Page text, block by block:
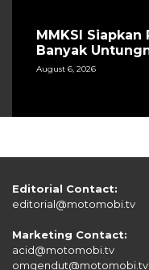
MMKSI Siapkan
Banyak
August 6, 2026
Editorial Contact:
editorial@motomobi.tv
Marketing Contact:
acid@motomobi.tv
omgendut@motomobi.tv